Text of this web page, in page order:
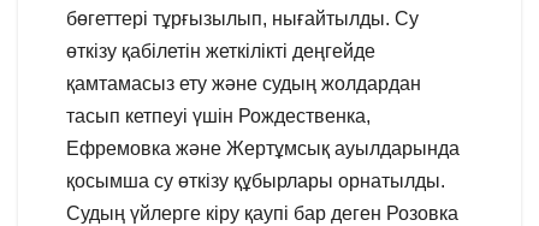
бөгеттері тұрғызылып, нығайтылды. Су
өткізу қабілетін жеткілікті деңгейде
қамтамасыз ету және судың жолдардан
тасып кетпеуі үшін Рождественка,
Ефремовка және Жертұмсық ауылдарында
қосымша су өткізу құбырлары орнатылды.
Судың үйлерге кіру қаупі бар деген Розовка